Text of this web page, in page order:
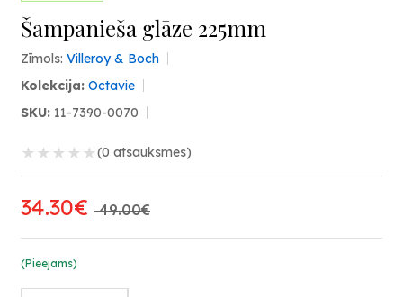
Šampanieša glāze 225mm
Zīmols: Villeroy & Boch
Kolekcija: Octavie
SKU: 11-7390-0070
★ ★ ★ ★ ★(0 atsauksmes)
34.30€ 49.00€
(Pieejams)